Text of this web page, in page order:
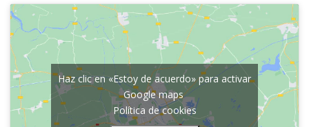
Haz clic en «Estoy de acuerdo» para activar
Google maps
Política de cookies